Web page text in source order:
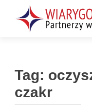
Tag:
czakr